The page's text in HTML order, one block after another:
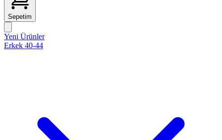
Sepetim
Yeni Ürünler
Erkek 40-44